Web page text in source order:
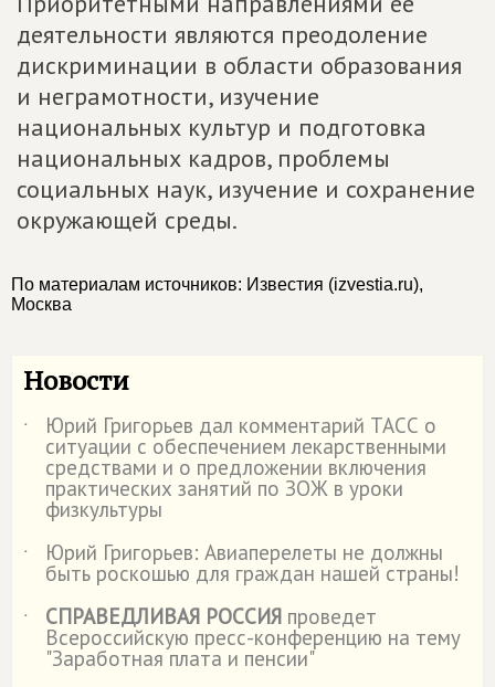
деятельности являются преодоление
дискриминации в области образования
и неграмотности, изучение
национальных культур и подготовка
национальных кадров, проблемы
социальных наук, изучение и сохранение
окружающей среды.
По материалам источников: Известия (izvestia.ru),
Москва
Новости
˙ Юрий Григорьев дал комментарий ТАСС о
ситуации с обеспечением лекарственными
средствами и о предложении включения
практических занятий по ЗОЖ в уроки
физкультуры
˙
Юрий Григорьев: Авиаперелеты не должны
быть роскошью для граждан нашей страны!
˙
СПРАВЕДЛИВАЯ РОССИЯ проведет
Всероссийскую пресс-конференцию на тему
"Заработная плата и пенсии"